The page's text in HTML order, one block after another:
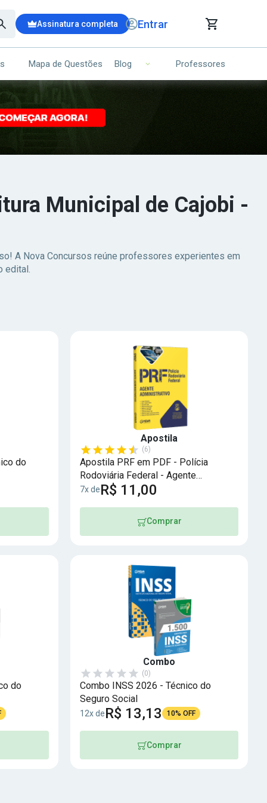
Assinatura completa Entrar
DE COMPRAS
(00)
Ops!
Seu carrinho ainda está vazio.
Mapa de Questões Blog Professores
Municipal de Cajobi -
A Nova Concursos reúne professores experientes em
edital.
do
Apostila
(6)
Apostila PRF em PDF - Polícia
Rodoviária Federal - Agente
Administrativo
7x deR$ 11,00
Comprar
do
Combo
(0)
Combo INSS 2026 - Técnico do
Seguro Social
12x deR$ 13,13 10% OFF
Comprar